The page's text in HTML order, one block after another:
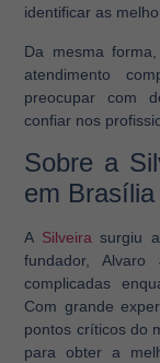
identificar as
Da mesma
atendimento
preocupar com
confiar nos
Sobre a
em Brasília
A Silveira surgiu
fundador,
complicadas
Com grande
pontos críticos do
para obter a